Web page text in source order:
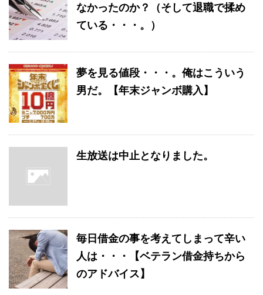
なかったのか？（そして退職で揉め
ている・・・。）
夢を見る値段・・・。俺はこういう
男だ。【年末ジャンボ購入】
生放送は中止となりました。
毎日借金の事を考えてしまって辛い
人は・・・【ベテラン借金持ちから
のアドバイス】